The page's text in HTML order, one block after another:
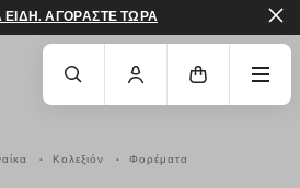
ΚΑΤΕΒΕΊΤΕ ΣΤΟ ΚΆΤΩ ΜΈΡΟΣ
ΑΓΟΡΑΣΤΕ ΤΩΡΑ
Κολεξιόν Φορέματα